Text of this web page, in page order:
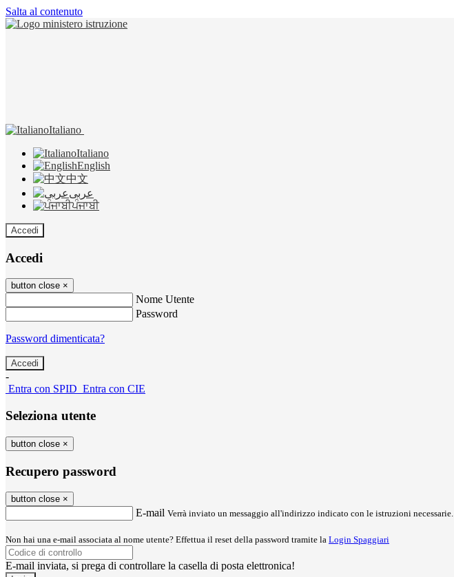
Salta al contenuto
Italiano
Italiano
English
中文
عربى
ਪੰਜਾਬੀ
Accedi
Accedi
button close ×
Nome Utente
Password
Password dimenticata?
-
Entra con SPID Entra con CIE
Seleziona utente
button close ×
Recupero password
button close ×
E-mail Verrà inviato un messaggio all'indirizzo indicato con le istruzioni necessarie.
Non hai una e-mail associata al nome utente? Effettua il reset della password tramite la Login Spaggiari
E-mail inviata, si prega di controllare la casella di posta elettronica!